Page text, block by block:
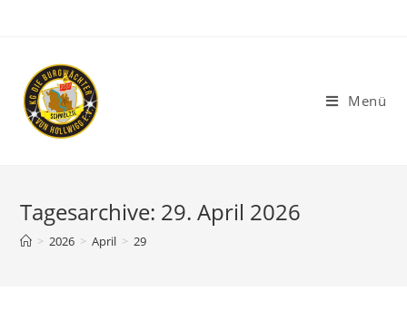
Menü
Tagesarchive: 29. April 2026
> 2026 > April > 29